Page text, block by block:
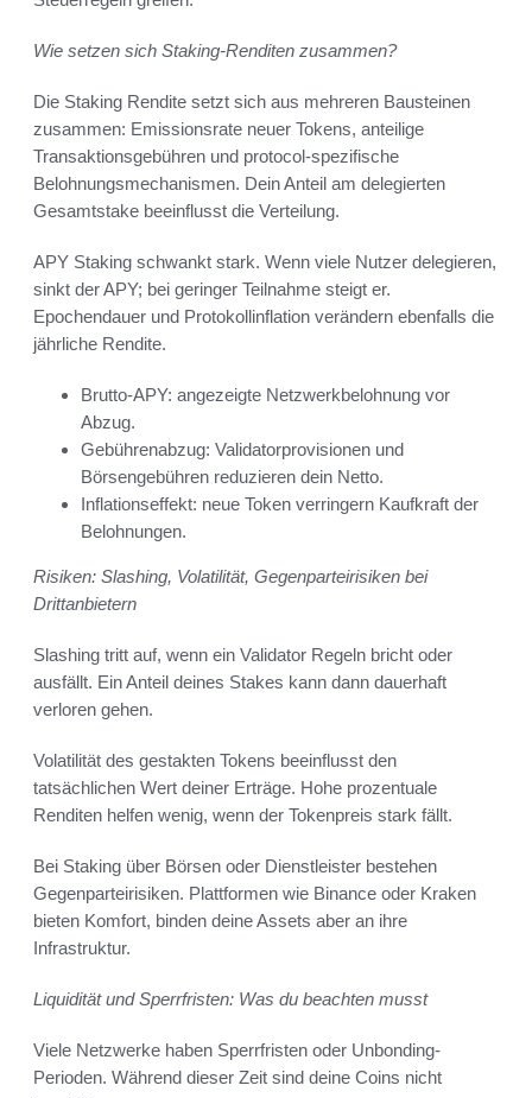
Wie setzen sich Staking-Renditen zusammen?
Die Staking Rendite setzt sich aus mehreren Bausteinen
zusammen: Emissionsrate neuer Tokens, anteilige
Transaktionsgebühren und protocol-spezifische
Belohnungsmechanismen. Dein Anteil am delegierten
Gesamtstake beeinflusst die Verteilung.
APY Staking schwankt stark. Wenn viele Nutzer delegieren,
sinkt der APY; bei geringer Teilnahme steigt er.
Epochendauer und Protokollinflation verändern ebenfalls die
jährliche Rendite.
Brutto-APY: angezeigte Netzwerkbelohnung vor
Abzug.
Gebührenabzug: Validatorprovisionen und
Börsengebühren reduzieren dein Netto.
Inflationseffekt: neue Token verringern Kaufkraft der
Belohnungen.
Risiken: Slashing, Volatilität, Gegenparteirisiken bei
Drittanbietern
Slashing tritt auf, wenn ein Validator Regeln bricht oder
ausfällt. Ein Anteil deines Stakes kann dann dauerhaft
verloren gehen.
Volatilität des gestakten Tokens beeinflusst den
tatsächlichen Wert deiner Erträge. Hohe prozentuale
Renditen helfen wenig, wenn der Tokenpreis stark fällt.
Bei Staking über Börsen oder Dienstleister bestehen
Gegenparteirisiken. Plattformen wie Binance oder Kraken
bieten Komfort, binden deine Assets aber an ihre
Infrastruktur.
Liquidität und Sperrfristen: Was du beachten musst
Viele Netzwerke haben Sperrfristen oder Unbonding-
Perioden. Während dieser Zeit sind deine Coins nicht